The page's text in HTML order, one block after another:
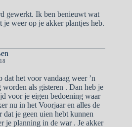
gewerkt. Ik ben benieuwt wat
je weer op je akker plantjes heb.
het voor vandaag weer ’n
worden als gisteren . Dan heb je
voor je eigen bedoening waar
nu in het Voorjaar en alles de
dat je geen uien hebt kunnen
je planning in de war . Je akker